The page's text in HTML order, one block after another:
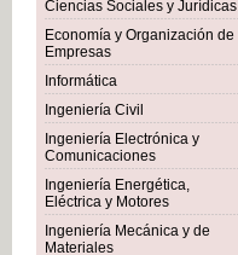
Ciencias Sociales y Jurídicas
Economía y Organización de
Empresas
Informática
Ingeniería Civil
Ingeniería Electrónica y
Comunicaciones
Ingeniería Energética,
Eléctrica y Motores
Ingeniería Mecánica y de
Materiales